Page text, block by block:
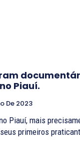
Piauí.
De 2023
Piauí, mais
primeiros